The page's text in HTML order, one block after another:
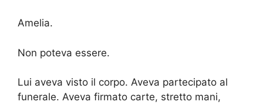
Amelia.
Non poteva essere.
Lui aveva visto il corpo. Aveva partecipato al
funerale. Aveva firmato carte, stretto mani,